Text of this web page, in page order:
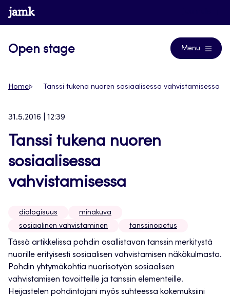
Siirry
suoraan
www.jamk.fi
Open stage Menu
Home Tanssi tukena nuoren sosiaalisessa vahvistamisessa
31.5.2016 | 12:39
Tanssi tukena nuoren
sosiaalisessa
vahvistamisessa
dialogisuus
minäkuva
sosiaalinen vahvistaminen
tanssinopetus
Tässä artikkelissa pohdin osallistavan tanssin merkitystä
nuorille erityisesti sosiaalisen vahvistamisen näkökulmasta.
Pohdin yhtymäkohtia nuorisotyön sosiaalisen
vahvistamisen tavoitteille ja tanssin elementeille.
Heijastelen pohdintojani myös suhteessa kokemuksiini